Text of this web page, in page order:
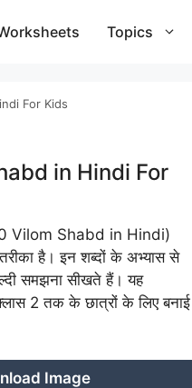
Topics
For Kids
in Hindi For
Vilom Shabd in Hindi)
है। इन शब्दों के अभ्यास से
समझना सीखते हैं। यह
2 तक के छात्रों के लिए बनाई
Image